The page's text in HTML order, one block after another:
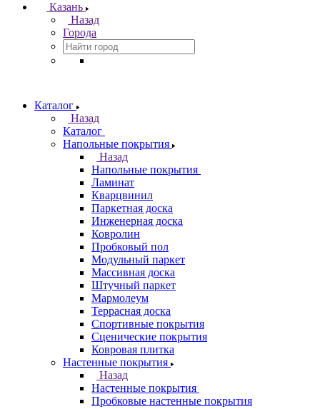
Казань
Назад
Города
Каталог
Назад
Каталог
Напольные покрытия
Назад
Напольные покрытия
Ламинат
Кварцвинил
Паркетная доска
Инженерная доска
Ковролин
Пробковый пол
Модульный паркет
Массивная доска
Штучный паркет
Мармолеум
Террасная доска
Спортивные покрытия
Сценические покрытия
Ковровая плитка
Настенные покрытия
Назад
Настенные покрытия
Пробковые настенные покрытия